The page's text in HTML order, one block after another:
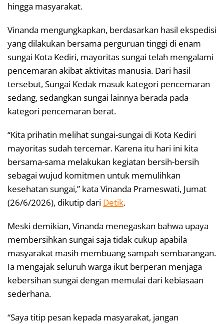
hingga masyarakat.
Vinanda mengungkapkan, berdasarkan hasil ekspedisi
yang dilakukan bersama perguruan tinggi di enam
sungai Kota Kediri, mayoritas sungai telah mengalami
pencemaran akibat aktivitas manusia. Dari hasil
tersebut, Sungai Kedak masuk kategori pencemaran
sedang, sedangkan sungai lainnya berada pada
kategori pencemaran berat.
“Kita prihatin melihat sungai-sungai di Kota Kediri
mayoritas sudah tercemar. Karena itu hari ini kita
bersama-sama melakukan kegiatan bersih-bersih
sebagai wujud komitmen untuk memulihkan
kesehatan sungai,” kata Vinanda Prameswati, Jumat
(26/6/2026), dikutip dari Detik.
Meski demikian, Vinanda menegaskan bahwa upaya
membersihkan sungai saja tidak cukup apabila
masyarakat masih membuang sampah sembarangan.
Ia mengajak seluruh warga ikut berperan menjaga
kebersihan sungai dengan memulai dari kebiasaan
sederhana.
“Saya titip pesan kepada masyarakat, jangan